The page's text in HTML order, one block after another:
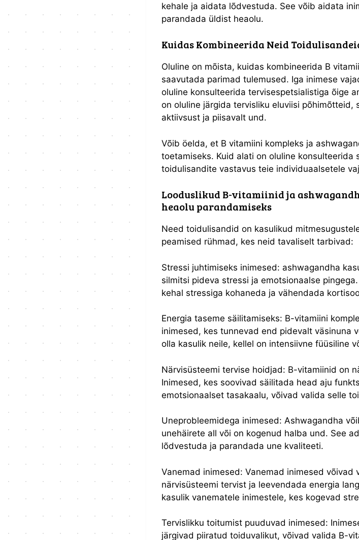
kehale ja aidata lõdvestuda. See võib aidata
parandada üldist heaolu.
Kuidas Kombineerida Neid
Oluline on mõista, kuidas kombineerida B
saavutada parimad tulemused. Iga inimese
oluline konsulteerida tervisespetsialistiga õige
on oluline järgida tervisliku eluviisi
aktiivsust ja piisavalt und.
Võib öelda, et B vitamiini kompleks ja
toetamiseks. Kuid alati on oluline konsulteerida
toidulisandite vastavus teie individuaalsetele
Looduslikud B-vitamiinid ja
heaolu parandamiseks
Need toidulisandid on kasulikud
peamised rühmad, kes neid tavaliselt tarbivad:
Stressi juhtimiseks inimesed: ashwagandha
silmitsi pideva stressi ja emotsionaalse
kehal stressiga kohaneda ja vähendada
Energia taseme säilitamiseks: B-vitamiini
inimesed, kes tunnevad end pidevalt väsinuna
olla kasulik neile, kellel on intensiivne füüsiline
Närvisüsteemi tervise hoidjad: B-vitamiinid on
Inimesed, kes soovivad säilitada head aju
emotsionaalset tasakaalu, võivad valida selle
Uneprobleemidega inimesed: Ashwagandha
unehäirete all või on kogenud halba und. See
lõdvestuda ja parandada une kvaliteeti.
Vanemad inimesed: Vanemad inimesed
närvisüsteemi tervist ja leevendada energia
kasulik vanematele inimestele, kes kogevad
Tervislikku toitumist puuduvad inimesed:
järgivad piiratud toiduvalikut, võivad valida B-